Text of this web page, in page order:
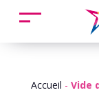
Accueil - Vide